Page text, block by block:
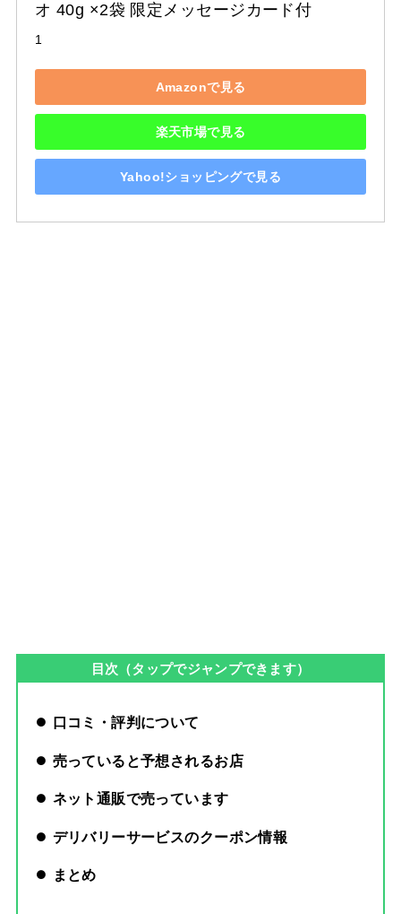
オ 40g ×2袋 限定メッセージカード付
1
Amazonで見る
楽天市場で見る
Yahoo!ショッピングで見る
目次（タップでジャンプできます）
口コミ・評判について
売っていると予想されるお店
ネット通販で売っています
デリバリーサービスのクーポン情報
まとめ